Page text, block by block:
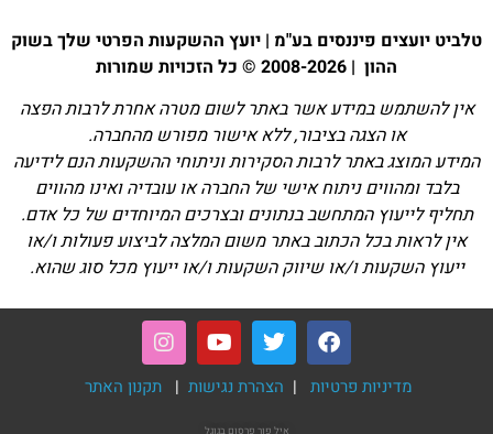
טלביט יועצים פיננסים בע"מ | יועץ ההשקעות הפרטי שלך בשוק
ההון | 2008-2026 © כל הזכויות שמורות
אין להשתמש במידע אשר באתר לשום מטרה אחרת לרבות הפצה
או הצגה בציבור, ללא אישור מפורש מהחברה.
המידע המוצג באתר לרבות הסקירות וניתוחי ההשקעות הנם לידיעה
בלבד ומהווים ניתוח אישי של החברה או עובדיה ואינו מהווים
תחליף לייעוץ המתחשב בנתונים ובצרכים המיוחדים של כל אדם.
אין לראות בכל הכתוב באתר משום המלצה לביצוע פעולות ו/או
ייעוץ השקעות ו/או שיווק השקעות ו/או ייעוץ מכל סוג שהוא.
מדיניות פרטיות | הצהרת נגישות | תקנון האתר